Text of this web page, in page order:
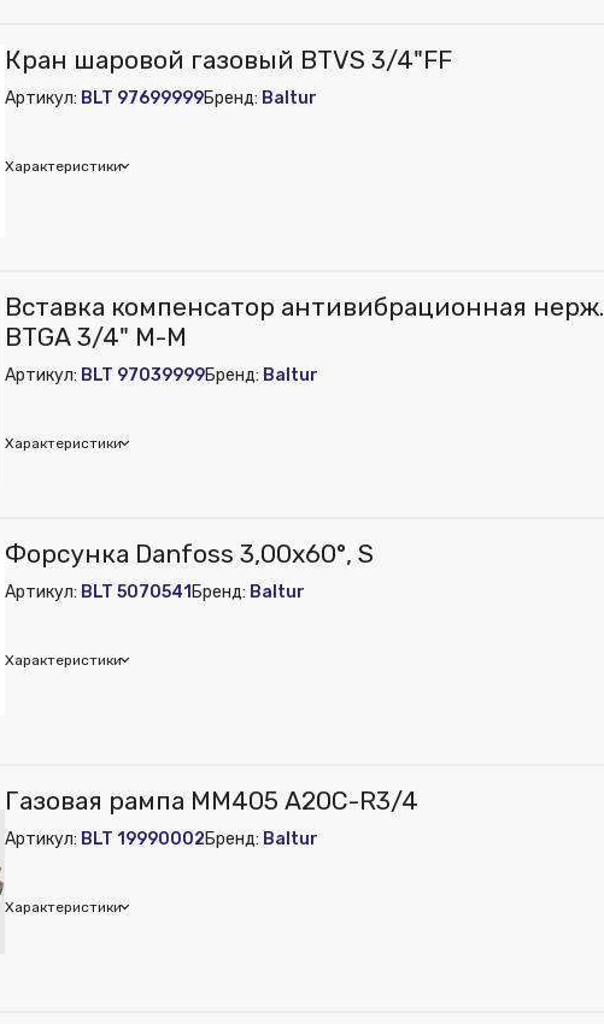
Кран шаровой газовый BTVS 3/4"FF
Артикул: BLT 97699999Бренд: Baltur
Характеристики
Вставка компенсатор антивибрационная нерж.
BTGA 3/4" M-M
Артикул: BLT 97039999Бренд: Baltur
Характеристики
Форсунка Danfoss 3,00х60°, S
Артикул: BLT 5070541 Бренд: Baltur
Характеристики
Газовая рампа MM405 A20C-R3/4
Артикул: BLT 19990002Бренд: Baltur
Характеристики